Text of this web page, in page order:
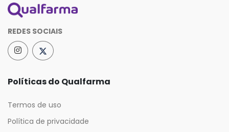
REDES SOCIAIS
Políticas do Qualfarma
Termos de uso
Política de privacidade